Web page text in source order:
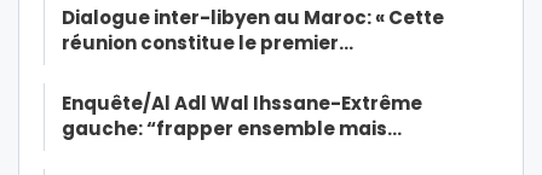
Dialogue inter-libyen au Maroc: « Cette
réunion constitue le premier…
Enquête/Al Adl Wal Ihssane-Extrême
gauche: “frapper ensemble mais…